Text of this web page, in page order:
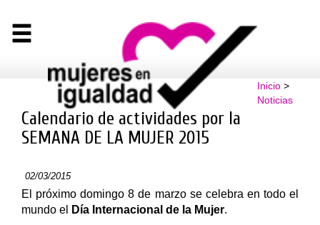
Inicio>
Noticias
Calendario de actividades por la
SEMANA DE LA MUJER 2015
02/03/2015
El próximo domingo 8 de marzo se celebra en todo el
mundo el
Día Internacional de la ‪Mujer‬.